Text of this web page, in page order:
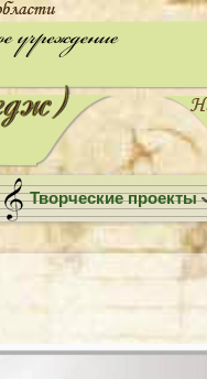
Творческие проекты